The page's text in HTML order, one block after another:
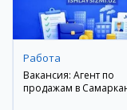
Работа
Вакансия: Агент по
продажам в